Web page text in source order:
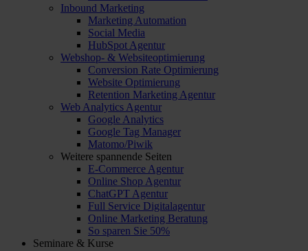
Inbound Marketing
Marketing Automation
Social Media
HubSpot Agentur
Webshop- & Websiteoptimierung
Conversion Rate Optimierung
Website Optimierung
Retention Marketing Agentur
Web Analytics Agentur
Google Analytics
Google Tag Manager
Matomo/Piwik
Weitere spannende Seiten
E-Commerce Agentur
Online Shop Agentur
ChatGPT Agentur
Full Service Digitalagentur
Online Marketing Beratung
So sparen Sie 50%
Seminare & Kurse